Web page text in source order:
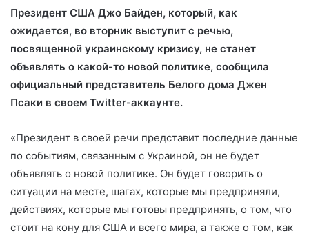
Президент США Джо Байден, который, как
ожидается, во вторник выступит с речью,
посвященной украинскому кризису, не станет
объявлять о какой-то новой политике, сообщила
официальный представитель Белого дома Джен
Псаки в своем Twitter-аккаунте.
«Президент в своей речи представит последние данные
по событиям, связанным с Украиной, он не будет
объявлять о новой политике. Он будет говорить о
ситуации на месте, шагах, которые мы предприняли,
действиях, которые мы готовы предпринять, о том, что
стоит на кону для США и всего мира, а также о том, как